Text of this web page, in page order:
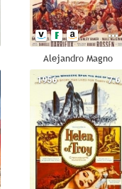
Alejandro Magno
7.6
1956